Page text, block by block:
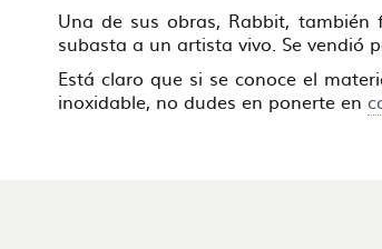
Una de sus obras, Rabbit,
subasta a un artista vivo. Se vendió
Está claro que si se conoce el
inoxidable, no dudes en ponerte en